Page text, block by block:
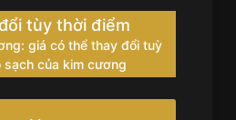
tùy thời điểm
giá có thể thay đổi tuỳ
của kim cương